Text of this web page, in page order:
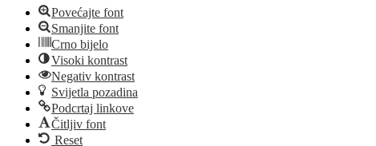
Povećajte font
Smanjite font
Crno bijelo
Visoki kontrast
Negativ kontrast
Svijetla pozadina
Podcrtaj linkove
Čitljiv font
Reset